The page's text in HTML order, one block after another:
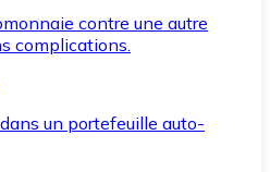
contre une autre
complications.
un portefeuille auto-